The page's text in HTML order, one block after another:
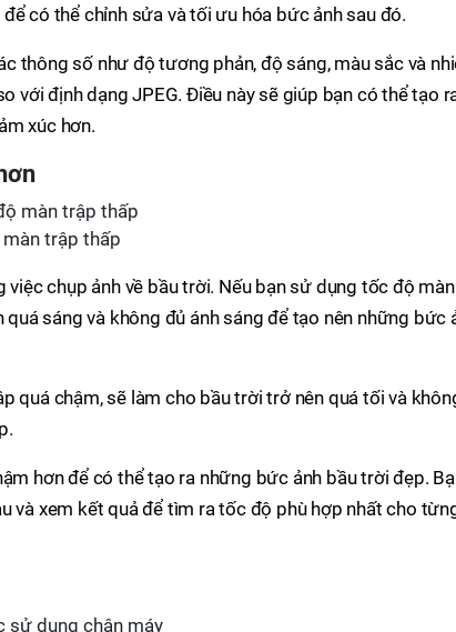
có thể chỉnh sửa và tối ưu hóa bức ảnh sau đó.
thông số như độ tương phản, độ sáng, màu sắc và
với định dạng JPEG. Điều này sẽ giúp bạn có thể tạo
xúc hơn.
trập thấp
chụp ảnh về bầu trời. Nếu bạn sử dụng tốc độ màn
sáng và không đủ ánh sáng để tạo nên những bức
quá chậm, sẽ làm cho bầu trời trở nên quá tối và
hơn để có thể tạo ra những bức ảnh bầu trời đẹp.
và xem kết quả để tìm ra tốc độ phù hợp nhất cho